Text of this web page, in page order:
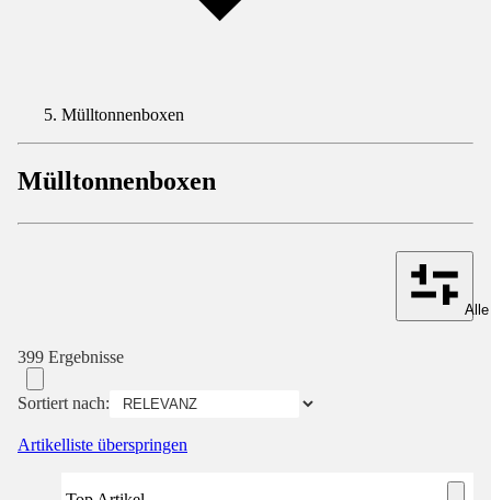
Mülltonnenboxen
Mülltonnenboxen
399 Ergebnisse
Sortiert nach:
Artikelliste überspringen